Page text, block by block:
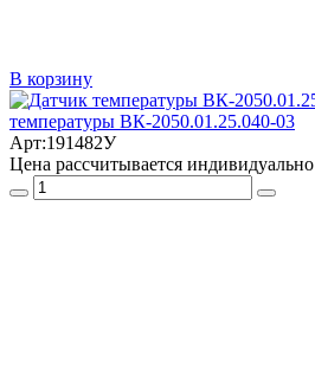
В корзину
температуры ВК-2050.01.25.040-03
Арт:191482У
Цена рассчитывается индивидуально